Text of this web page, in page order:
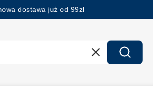
dostawa już od 99zł
Wyczyść Szukaj